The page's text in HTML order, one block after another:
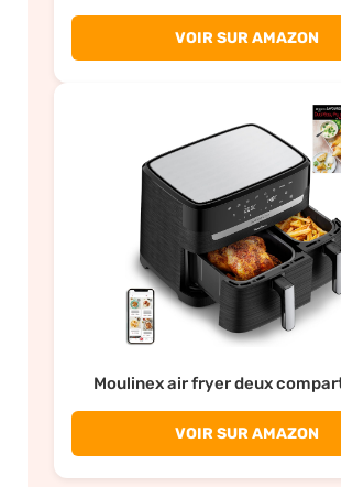
VOIR SUR AMAZON
Moulinex air fryer deux
VOIR SUR AMAZON